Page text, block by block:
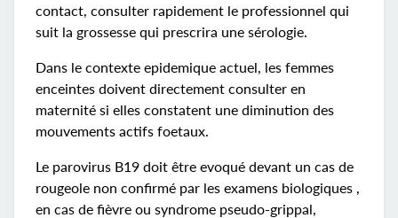
contact, consulter rapidement le professionnel qui
suit la grossesse qui prescrira une sérologie.
Dans le contexte epidemique actuel, les femmes
enceintes doivent directement consulter en
maternité si elles constatent une diminution des
mouvements actifs foetaux.
Le parovirus B19 doit être evoqué devant un cas de
rougeole non confirmé par les examens biologiques ,
en cas de fièvre ou syndrome pseudo-grippal,